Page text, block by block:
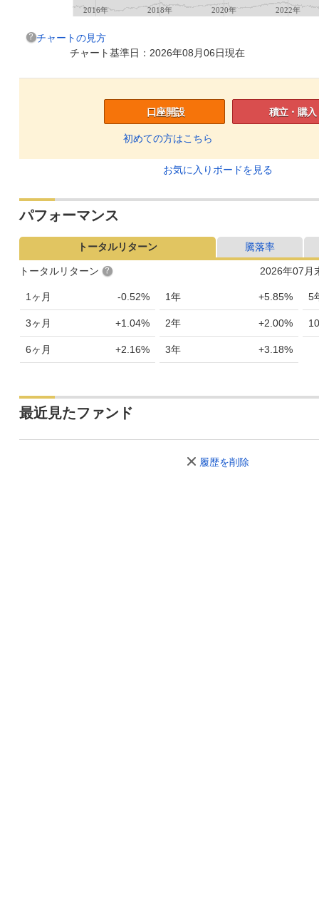
2016年 2018年 2020年 2022年
チャートの見方
チャート基準日：2026年08月06日現在
口座開設
初めての方はこちら
積立・購入
お気に入りボードを見る
パフォーマンス
トータルリターン 騰落率
2026年07月
トータルリターン
1ヶ月 -0.52%
3ヶ月 +1.04%
6ヶ月 +2.16%
1年 +5.85%
2年 +2.00%
3年 +3.18%
5
最近見たファンド
履歴を削除